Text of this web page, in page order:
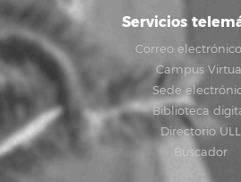
Servicios
Correo
Campus Virtual
Sede
Biblioteca
Directorio ULL
Buscador